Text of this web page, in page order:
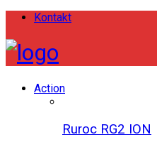
Kontakt
Action
Ruroc RG2 ION